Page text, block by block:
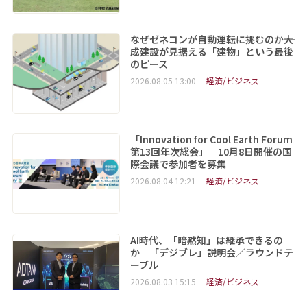
なぜゼネコンが自動運転に挑むのか――大
成建設が見据える「建物」という最後
のピース
2026.08.05 13:00 経済/ビジネス
「Innovation for Cool Earth Forum
第13回年次総会」 10月8日開催の国
際会議で参加者を募集
2026.08.04 12:21 経済/ビジネス
AI時代、「暗黙知」は継承できるの
か 「デジブレ」説明会／ラウンドテ
ーブル
2026.08.03 15:15 経済/ビジネス